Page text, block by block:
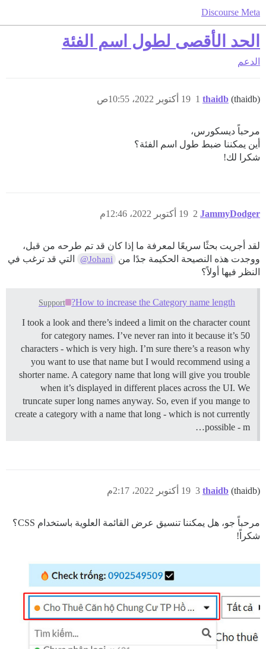
Discourse Meta
الحد الأقصى لطول اسم الفئة
الدعم
thaidb (thaidb) 19 أكتوبر 2022، 10:55ص 1
مرحباً ديسكورس،
أين يمكننا ضبط طول اسم الفئة؟
شكرا لك!
JammyDodger 19 أكتوبر 2022، 12:46م 2
لقد أجريت بحثًا سريعًا لمعرفة ما إذا كان قد تم طرحه من قبل،
ووجدت هذه النصيحة الحكيمة جدًا من
@Johani
التي قد ترغب في
النظر فيها أولاً؟
How to increase the Category name length?
Support
I took a look and there’s indeed a limit on the character count
for category names. I’ve never ran into it because it’s 50
characters - which is very high. I’m sure there’s a reason why
you want to use that name but I would recommend using a
shorter name. A category name that long will give you trouble
when it’s displayed in different places across the UI. We
truncate super long names anyway. So, even if you mange to
create a category with a name that long - which is not currently
possible - m…
thaidb (thaidb) 19 أكتوبر 2022، 2:17م 3
مرحباً جو، هل يمكننا تنسيق عرض القائمة العلوية باستخدام CSS؟
شكراً!